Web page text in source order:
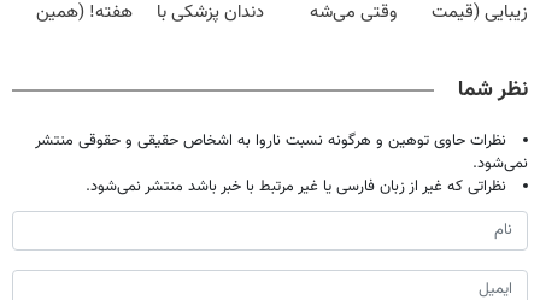
زیبایی (قیمت
وقتی می‌شه
دندان پزشکی با
هفته! (همین
نظر شما
نظرات حاوی توهین و هرگونه نسبت ناروا به اشخاص حقیقی و حقوقی منتشر
نمی‌شود.
نظراتی که غیر از زبان فارسی یا غیر مرتبط با خبر باشد منتشر نمی‌شود.